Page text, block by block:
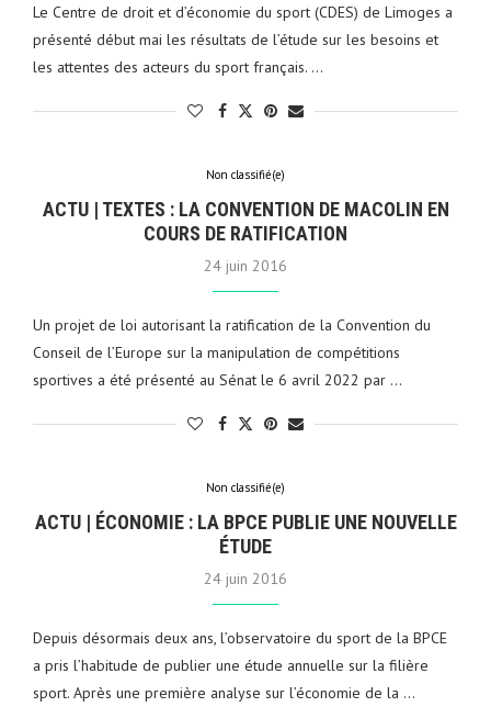
Le Centre de droit et d’économie du sport (CDES) de Limoges a
présenté début mai les résultats de l’étude sur les besoins et
les attentes des acteurs du sport français. …
Non classifié(e)
ACTU | TEXTES : LA CONVENTION DE MACOLIN EN
COURS DE RATIFICATION
24 juin 2016
Un projet de loi autorisant la ratification de la Convention du
Conseil de l’Europe sur la manipulation de compétitions
sportives a été présenté au Sénat le 6 avril 2022 par …
Non classifié(e)
ACTU | ÉCONOMIE : LA BPCE PUBLIE UNE NOUVELLE
ÉTUDE
24 juin 2016
Depuis désormais deux ans, l’observatoire du sport de la BPCE
a pris l’habitude de publier une étude annuelle sur la filière
sport. Après une première analyse sur l’économie de la …